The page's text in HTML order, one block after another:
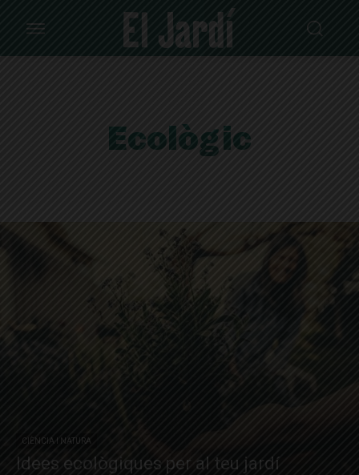
Ecològic
CIÈNCIA I NATURA
Idees ecològiques per al teu jardí